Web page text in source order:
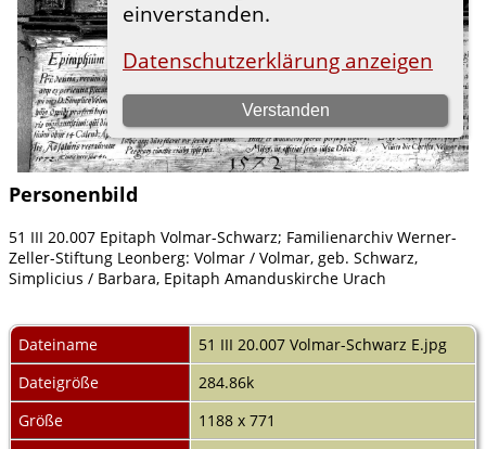
Personenbild
51 III 20.007 Epitaph Volmar-Schwarz; Familienarchiv Werner-
Zeller-Stiftung Leonberg: Volmar / Volmar, geb. Schwarz,
Simplicius / Barbara, Epitaph Amanduskirche Urach
Dateiname
51 III 20.007 Volmar-Schwarz E.jpg
Dateigröße
284.86k
Größe
1188 x 771